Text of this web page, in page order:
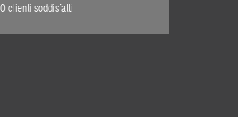
clienti soddisfatti